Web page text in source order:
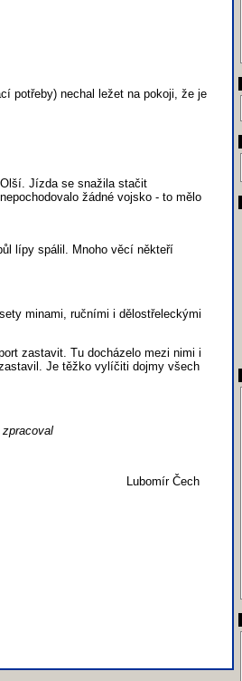
potřeby) nechal ležet na pokoji, že je
Jízda se snažila stačit
žádné vojsko - to mělo
lípy spálil. Mnoho věcí někteří
minami, ručními i dělostřeleckými
zastavit. Tu docházelo mezi nimi i
Je těžko vylíčiti dojmy všech
Lubomír Čech